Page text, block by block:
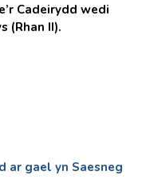
Cadeirydd wedi
(Rhan II).
ar gael yn Saesneg